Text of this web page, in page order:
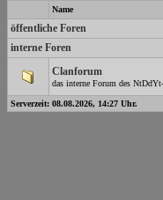
Name
öffentliche Foren
interne Foren
Clanforum
das interne Forum des
Serverzeit: 08.08.2026, 14:27 Uhr.